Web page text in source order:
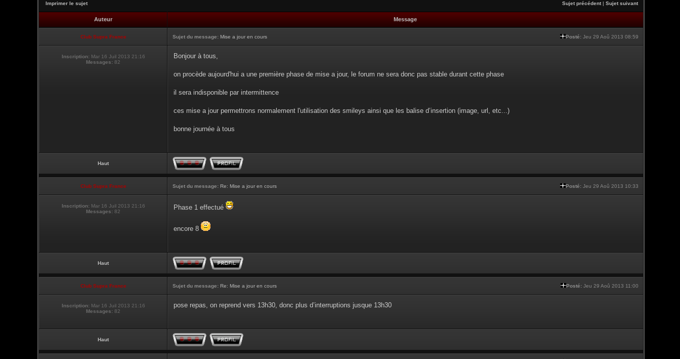
Imprimer le sujet Sujet précédent| Sujet suivant
Auteur Message
Club Supra France Sujet du message: Mise a jour en cours Posté: Jeu 29 Aoû 2013 08:59
Inscription: Mar 16 Juil 2013 21:16
Messages: 82
Bonjour à tous,
on procède aujourd'hui a une première phase de mise a jour, le forum ne sera donc pas stable durant cette phase
il sera indisponible par intermittence
ces mise a jour permettrons normalement l'utilisation des smileys ainsi que les balise d’insertion (image, url, etc...)
bonne journée à tous
Haut
Club Supra France Sujet du message: Re: Mise a jour en cours Posté: Jeu 29 Aoû 2013 10:33
Inscription: Mar 16 Juil 2013 21:16
Messages: 82
Phase 1 effectué
encore 8
Haut
Club Supra France Sujet du message: Re: Mise a jour en cours Posté: Jeu 29 Aoû 2013 11:00
Inscription: Mar 16 Juil 2013 21:16
Messages: 82
pose repas, on reprend vers 13h30, donc plus d’interruptions jusque 13h30
Haut